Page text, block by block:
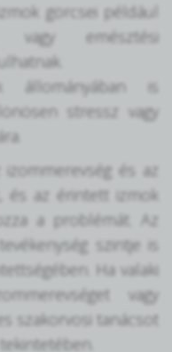
görcsei például
vagy emésztési
állományában is
stressz vagy
izommerevség és az
és az érintett izmok
a problémát. Az
szintje is
Ha valaki
vagy
szakorvosi tanácsot